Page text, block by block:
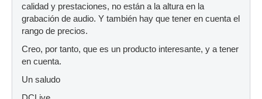
calidad y prestaciones, no están a la altura en la
grabación de audio. Y también hay que tener en cuenta el
rango de precios.
Creo, por tanto, que es un producto interesante, y a tener
en cuenta.
Un saludo